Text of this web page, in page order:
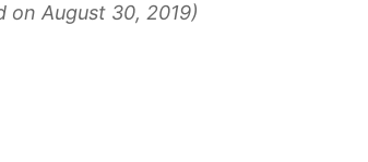
August 30, 2019)